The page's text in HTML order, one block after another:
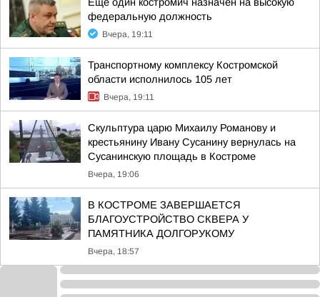
федеральную должность
Вчера, 19:11
Транспортному комплексу Костромской
области исполнилось 105 лет
Вчера, 19:11
Скульптура царю Михаилу Романову и
крестьянину Ивану Сусанину вернулась на
Сусанинскую площадь в Костроме
Вчера, 19:06
В КОСТРОМЕ ЗАВЕРШАЕТСЯ
БЛАГОУСТРОЙСТВО СКВЕРА У
ПАМЯТНИКА ДОЛГОРУКОМУ
Вчера, 18:57